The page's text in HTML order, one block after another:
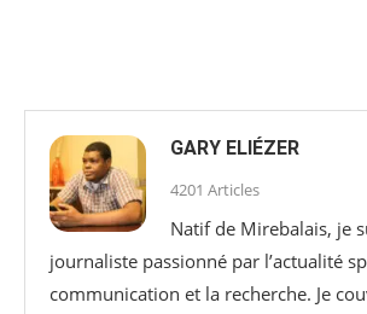
GARY ELIÉZER
4201 Articles
Natif de Mirebalais, je
journaliste passionné par l’actualité
communication et la recherche. Je